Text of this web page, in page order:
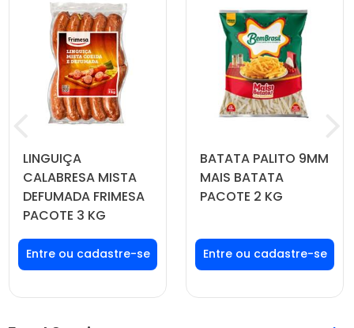
LINGUIÇA
CALABRESA MISTA
DEFUMADA FRIMESA
PACOTE 3 KG
Faça seu login ou
cadastre-se para
ver preços e
BATATA PALITO 9MM
MAIS BATATA
PACOTE 2 KG
Faça seu login ou
cadastre-se para
ver preços e